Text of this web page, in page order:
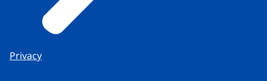
Privacy